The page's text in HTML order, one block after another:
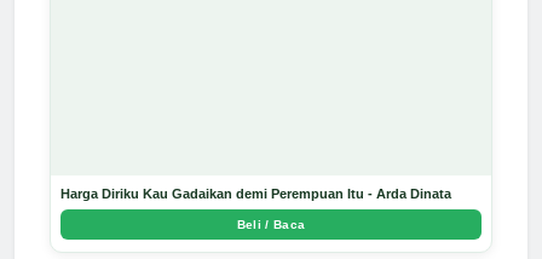
Harga Diriku Kau Gadaikan demi Perempuan Itu - Arda Dinata
Beli / Baca